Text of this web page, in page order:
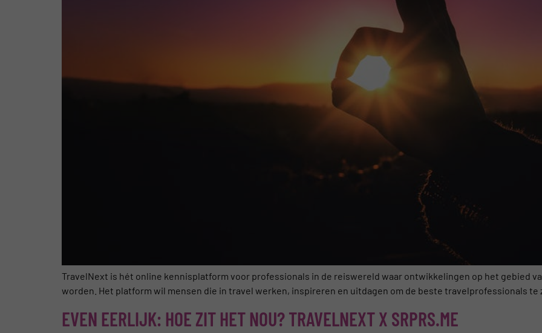
TravelNext is hét online kennisplatform voor professionals in de reiswereld waar ontwikkelingen op het gebied
worden. Het platform wil mensen die in travel werken, inspireren en uitdagen om de beste travelprofessionals te
EVEN EERLIJK: HOE ZIT HET NOU? TRAVELNEXT X SRPRS.ME